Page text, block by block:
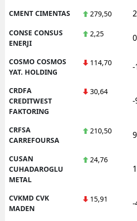
CMENT CIMENTAS 279,50
CONSE CONSUS
ENERJI
2,25
COSMO COSMOS
YAT. HOLDING
114,70 -
CRDFA
CREDITWEST
FAKTORING
30,64
-
CRFSA
CARREFOURSA
210,50
CUSAN
CUHADAROGLU
METAL
24,76
CVKMD CVK
MADEN
15,91 -